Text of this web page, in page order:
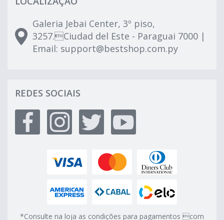
Galeria Jebai Center, 3º piso,
3257.Ciudad del Este - Paraguai 7000 |
Email: support@bestshop.com.py
REDES SOCIAIS
*Consulte na loja as condições para pagamentos com